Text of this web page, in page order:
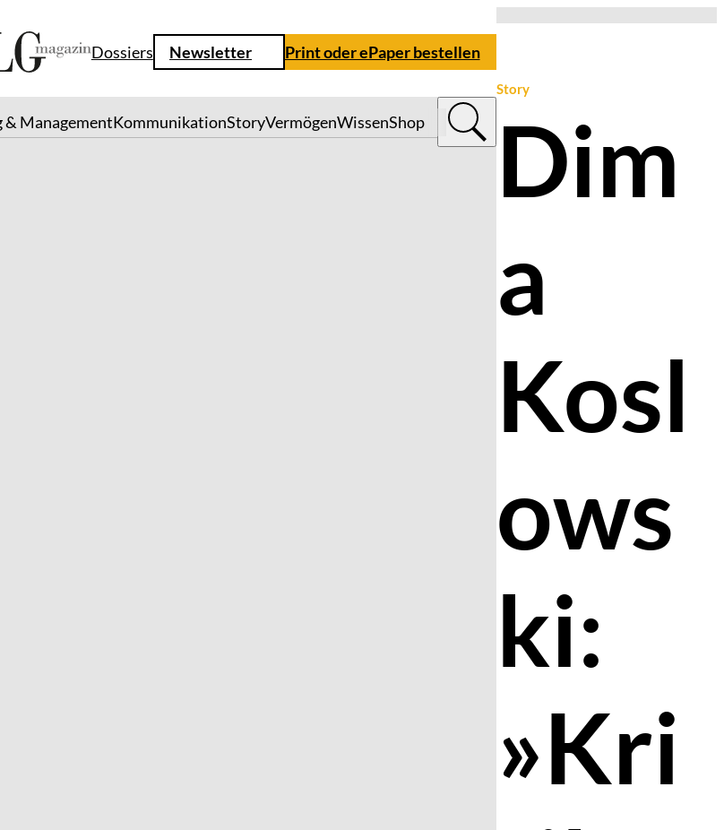
Dossiers Newsletter Print oder ePaper bestellen
& ManagementKommunikationStoryVermögenWissenShop
Story
Dim
a
Kosl
ows
ki:
»Kri